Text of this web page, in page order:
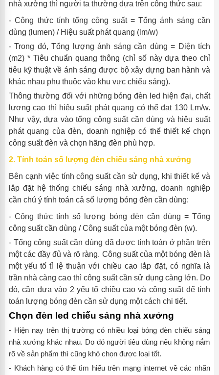
nhà xưởng thì người ta thường dựa trên công thức sau:
- Công thức tính tổng công suất = Tổng ánh sáng cần
dùng (lumen) /Hiệu suất phát quang (lm/w)
- Trong đó, Tổng lượng ánh sáng cần dùng = Diện tích
(m2) * Tiêu chuẩn quang thông (chỉ số này dựa theo chỉ
tiêu kỹ thuật về ánh sáng được bộ xây dựng ban hành và
khác nhau phụ thuộc vào khu vực chiếu sáng).
Thông thường đối với những bóng đèn led hiện đại, chất
lượng cao thì hiệu suất phát quang có thể đạt 130 Lm/w.
Như vậy, dựa vào tổng công suất cần dùng và hiệu suất
phát quang của đèn, doanh nghiệp có thể thiết kế chọn
công suất đèn và chọn hãng đèn phù hợp.
2. Tính toán số lượng đèn chiếu sáng nhà xưởng
Bên cạnh việc tính công suất cần sử dụng, khi thiết kế và
lắp đặt hệ thống chiếu sáng nhà xưởng, doanh nghiệp
cần chú ý tính toán cả số lượng bóng đèn cần dùng:
- Công thức tính số lượng bóng đèn cần dùng = Tổng
công suất cần dùng /Công suất của một bóng đèn (w).
- Tổng công suất cần dùng đã được tính toán ở phần trên
một các đầy đủ và rõ ràng. Công suất của một bóng đèn là
một yếu tố tỉ lệ thuận với chiều cao lắp đặt, có nghĩa là
trần nhà càng cao thì công suất cần sử dụng càng lớn. Do
đó, cần dựa vào 2 yếu tố chiều cao và công suất để tính
toán lượng bóng đèn cần sử dụng một cách chi tiết.
Chọn đèn led chiếu sáng nhà xưởng
- Hiện nay trên thị trường có nhiều loại bóng đèn chiếu sáng
nhà xưởng khác nhau. Do đó người tiêu dùng nếu không nắm
rõ về sản phẩm thì cũng khó chọn được loại tốt.
- Khách hàng có thể tìm hiểu trên mạng internet về các nhãn